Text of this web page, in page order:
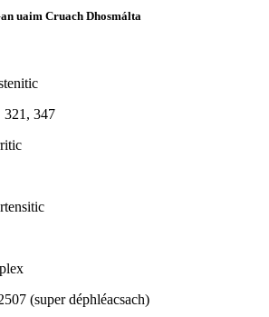
uaim Cruach Dhosmálta
321, 347
(super déphléacsach)